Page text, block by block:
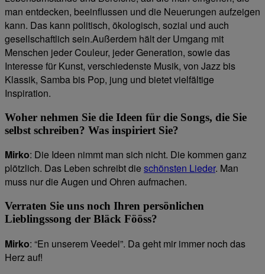
man entdecken, beeinflussen und die Neuerungen aufzeigen
kann. Das kann politisch, ökologisch, sozial und auch
gesellschaftlich sein.Außerdem hält der Umgang mit
Menschen jeder Couleur, jeder Generation, sowie das
Interesse für Kunst, verschiedenste Musik, von Jazz bis
Klassik, Samba bis Pop, jung und bietet vielfältige
Inspiration.
Woher nehmen Sie die Ideen für die Songs, die Sie
selbst schreiben? Was inspiriert Sie?
Mirko: Die Ideen nimmt man sich nicht. Die kommen ganz
plötzlich. Das Leben schreibt die schönsten Lieder. Man
muss nur die Augen und Ohren aufmachen.
Verraten Sie uns noch Ihren persönlichen
Lieblingssong der Bläck Fööss?
Mirko: “En unserem Veedel”. Da geht mir immer noch das
Herz auf!